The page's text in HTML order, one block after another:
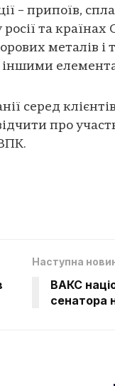
– припоїв,
та
металів і
іншими
серед
про
Наступна
ВАКС
сенатора